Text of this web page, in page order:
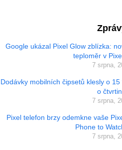
Google ukázal Pixel Glow zblízka:
teploměr v
7 srpna,
Dodávky mobilních čipsetů klesly o
o
7 srpna,
Pixel telefon brzy odemkne vaše
Phone to
7 srpna,